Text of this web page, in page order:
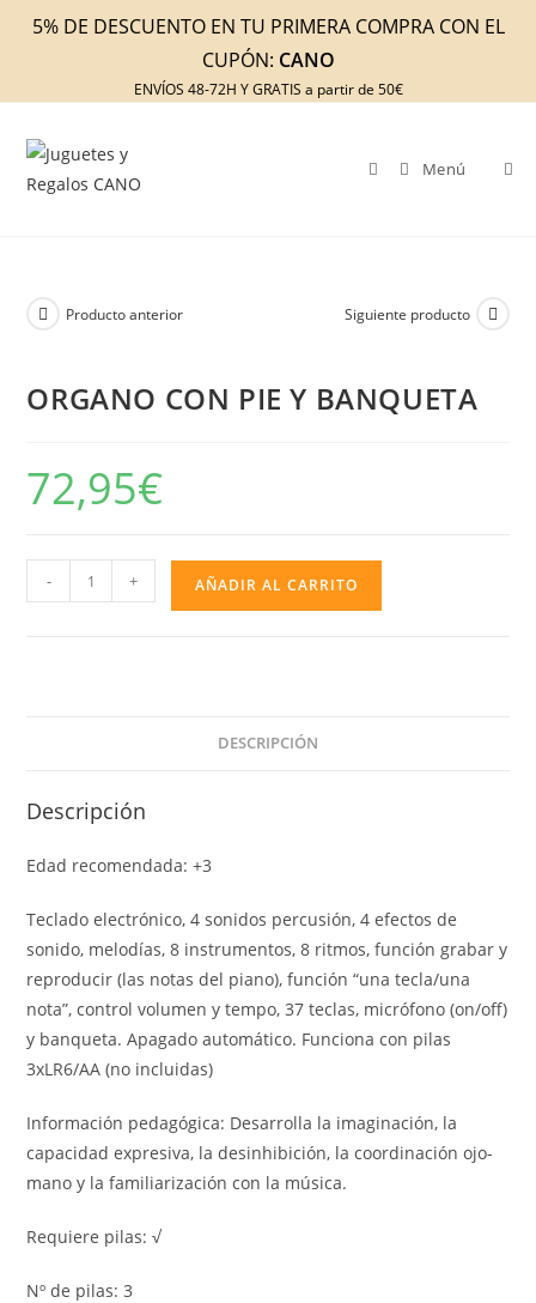
5% DE DESCUENTO EN TU PRIMERA COMPRA CON EL
CUPÓN: CANO
ENVÍOS 48-72H Y GRATIS a partir de 50€
Menú
Producto anterior Siguiente producto
ORGANO CON PIE Y BANQUETA
72,95€
ORGANO
CON
- + AÑADIR AL CARRITO
DESCRIPCIÓN
Descripción
Edad recomendada: +3
Teclado electrónico, 4 sonidos percusión, 4 efectos de
sonido, melodías, 8 instrumentos, 8 ritmos, función grabar y
reproducir (las notas del piano), función “una tecla/una
nota”, control volumen y tempo, 37 teclas, micrófono (on/off)
y banqueta. Apagado automático. Funciona con pilas
3xLR6/AA (no incluidas)
Información pedagógica: Desarrolla la imaginación, la
capacidad expresiva, la desinhibición, la coordinación ojo-
mano y la familiarización con la música.
Requiere pilas: √
Nº de pilas: 3